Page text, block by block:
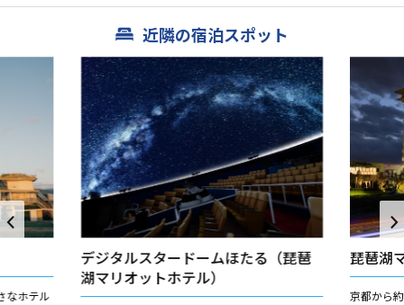
近隣の宿泊スポット
なホテル
デジタルスタードームほたる（琵琶
湖マリオットホテル）
琵琶湖
京都から